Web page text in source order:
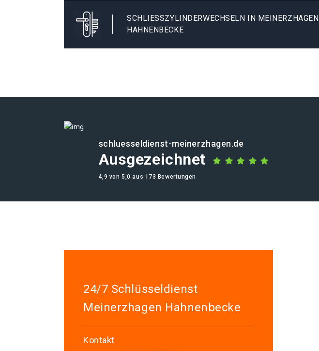
SCHLIESSZYLINDERWECHSELN IN MEINERZHAGEN H
AHNENBECKE
schluesseldienst-meinerzhagen.de
Ausgezeichnet
4,9 von 5,0 aus 173 Bewertungen
24/7 Schlüsseldienst
Meinerzhagen Hahnenbecke
Kontakt